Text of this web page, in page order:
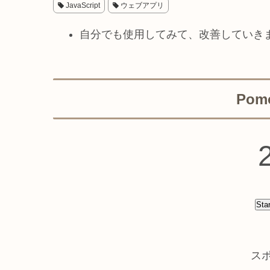
JavaScript ウェブアプリ
自分でも使用してみて、改善していき
ス